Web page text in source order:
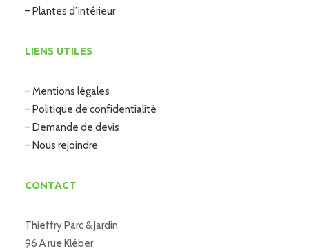
– Plantes d’intérieur
LIENS UTILES
– Mentions légales
– Politique de confidentialité
– Demande de devis
– Nous rejoindre
CONTACT
Thieffry Parc & Jardin
96 A rue Kléber